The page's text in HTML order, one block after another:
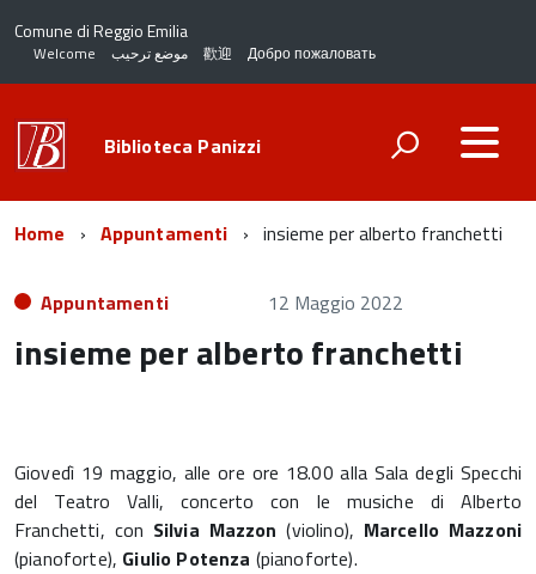
Comune di Reggio Emilia
Welcome موضع ترحيب 歡迎 Добро пожаловать
Biblioteca Panizzi
Home Appuntamenti insieme per alberto franchetti
Appuntamenti 12 Maggio 2022
insieme per alberto franchetti
Giovedì 19 maggio, alle ore ore 18.00 alla Sala degli Specchi
del Teatro Valli, concerto con le musiche di Alberto
Franchetti, con Silvia Mazzon (violino), Marcello Mazzoni
(pianoforte), Giulio Potenza (pianoforte).